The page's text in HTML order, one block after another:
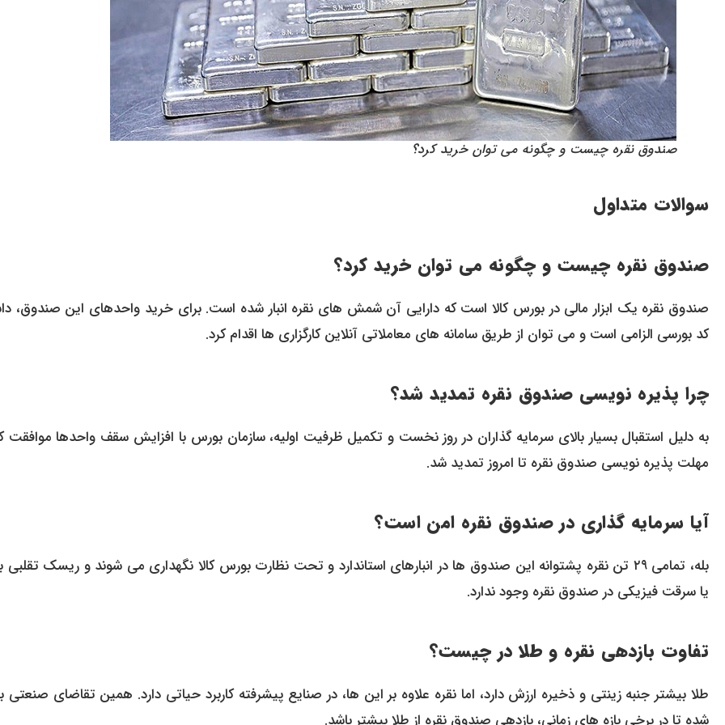
صندوق نقره چیست و چگونه می توان خرید کرد؟
سوالات متداول
صندوق نقره چیست و چگونه می توان خرید کرد؟
صندوق نقره یک ابزار مالی در بورس کالا است که دارایی آن شمش های نقره انبار شده است. برای خرید واحدهای این صندوق،
کد بورسی الزامی است و می توان از طریق سامانه های معاملاتی آنلاین کارگزاری ها اقدام کرد.
چرا پذیره نویسی صندوق نقره تمدید شد؟
به دلیل استقبال بسیار بالای سرمایه گذاران در روز نخست و تکمیل ظرفیت اولیه، سازمان بورس با افزایش سقف واحدها موافقت
مهلت پذیره نویسی صندوق نقره تا امروز تمدید شد.
آیا سرمایه گذاری در صندوق نقره امن است؟
بله، تمامی ۲۹ تن نقره پشتوانه این صندوق ها در انبارهای استاندارد و تحت نظارت بورس کالا نگهداری می شوند و ریسک
یا سرقت فیزیکی در صندوق نقره وجود ندارد.
تفاوت بازدهی نقره و طلا در چیست؟
طلا بیشتر جنبه زینتی و ذخیره ارزش دارد، اما نقره علاوه بر این ها، در صنایع پیشرفته کاربرد حیاتی دارد. همین تقاضای صنعتی